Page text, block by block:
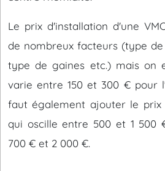
Le prix d'installation d'une
de nombreux facteurs (type de
type de gaines etc.) mais on
varie entre 150 et 300 € pour
faut également ajouter le prix
qui oscille entre 500 et 1 500
700 € et 2 000 €.